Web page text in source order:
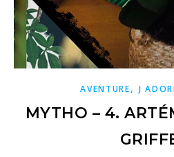
AVENTURE, J
MYTHO – 4.